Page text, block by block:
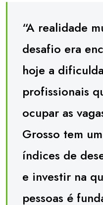
“A realidade
desafio era
hoje a
profissionais
ocupar as
Grosso tem
índices de
e investir na
pessoas é